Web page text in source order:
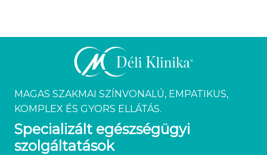
MAGAS SZAKMAI SZÍNVONALÚ, EMPATIKUS,
KOMPLEX ÉS GYORS ELLÁTÁS.
Specializált egészségügyi
szolgáltatások